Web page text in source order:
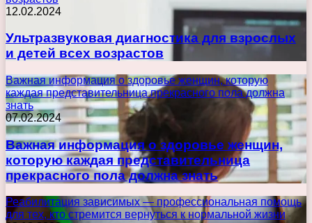
12.02.2024
Ультразвуковая диагностика для взрослых
и детей всех возрастов
Важная информация о здоровье женщин, которую
каждая представительница прекрасного пола должна
знать
07.02.2024
Важная информация о здоровье женщин,
которую каждая представительница
прекрасного пола должна знать
Реабилитация зависимых — профессиональная помощь
для тех, кто стремится вернуться к нормальной жизни